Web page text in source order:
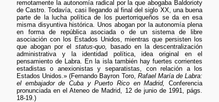
remotamente la autonomía radical por la que abogaba Baldorioty
de Castro. Todavía, casi llegando al final del siglo XX, una buena
parte de la lucha política de los puertorriqueños se da en esa
misma disyuntiva histórica. Unos abogan por la autonomía plena
en forma de república asociada o de un sistema de libre
asociación con los Estados Unidos, mientras que persisten los
que abogan por el status-quo,
basado en la descentralización
administrativa y la identidad política, idea original en el
pensamiento de Labra. En la isla también hay fuertes corrientes
estadistas o anexionistas y separatistas, con relación a los
Estados Unidos.» (Fernando Bayron Toro, Rafael María de Labra:
el embajador de Cuba y Puerto Rico en Madrid,
Conferencia
pronunciada en el Ateneo de Madrid, 12 de junio de 1991, págs.
18-19.)